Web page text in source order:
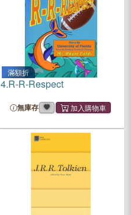
滿額折
4.R-R-Respect
無庫存